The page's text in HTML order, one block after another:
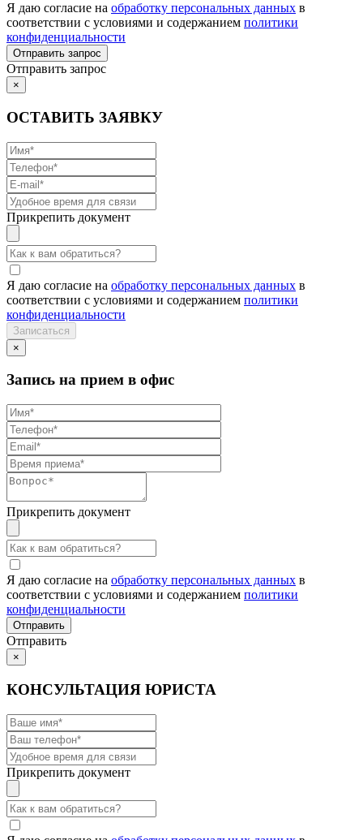
Я даю согласие на обработку персональных данных в
соответствии с условиями и содержанием политики
конфиденциальности
Отправить запрос
×
ОСТАВИТЬ ЗАЯВКУ
Прикрепить документ
Я даю согласие на обработку персональных данных в
соответствии с условиями и содержанием политики
конфиденциальности
×
Запись на прием в офис
Прикрепить документ
Я даю согласие на обработку персональных данных в
соответствии с условиями и содержанием политики
конфиденциальности
Отправить
×
КОНСУЛЬТАЦИЯ ЮРИСТА
Прикрепить документ